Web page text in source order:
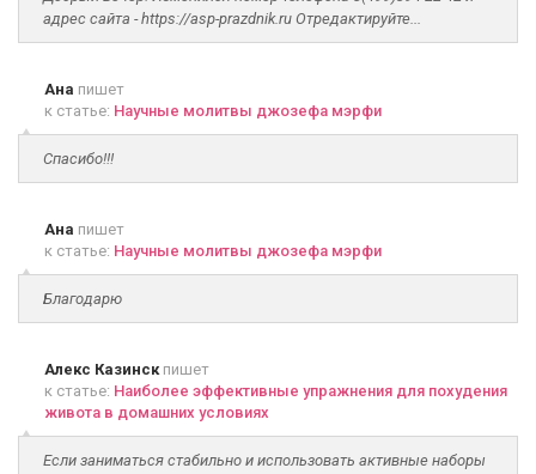
адрес сайта - https://asp-prazdnik.ru Отредактируйте...
Ана пишет
к статье: Научные молитвы джозефа мэрфи
Спасибо!!!
Ана пишет
к статье: Научные молитвы джозефа мэрфи
Благодарю
Алекс Казинскпишет
к статье: Наиболее эффективные упражнения для похудения
живота в домашних условиях
Если заниматься стабильно и использовать активные наборы